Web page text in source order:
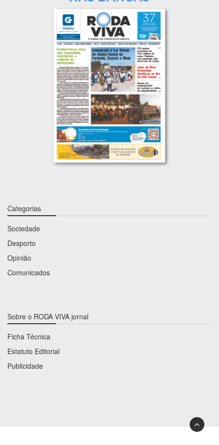
Categorias
Sociedade
Desporto
Opinião
Comunicados
Sobre o RODA VIVA jornal
Ficha Técnica
Estatuto Editorial
Publicidade